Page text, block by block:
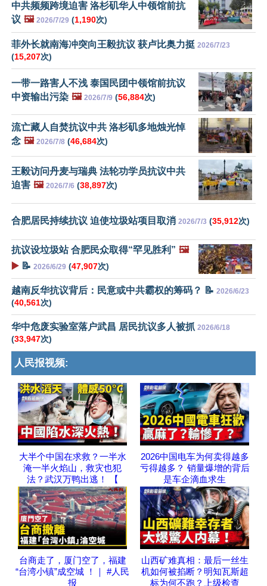
中共频频跨境迫害 洛杉矶华人中领馆前抗
议 🖼️ 2026/7/29 (1,190次)
菲外长就南海冲突向王毅抗议 获卢比奥力挺 2026/7/23
(15,207次)
一带一路害人不浅 泰国民团中领馆前抗议
中资输出污染 🖼️ 2026/7/9 (56,884次)
流亡藏人自焚抗议中共 洛杉矶多地烛光悼
念 🖼️ 2026/7/8 (46,684次)
王毅访问丹麦与瑞典 法轮功学员抗议中共
迫害 🖼️ 2026/7/6 (38,897次)
合肥居民持续抗议 迫使垃圾站项目取消 2026/7/3 (35,912次)
抗议设垃圾站 合肥民众取得“罕见胜利” 🖼️
▶️ 📝 2026/6/29 (47,907次)
越南反华抗议背后：民意或中共霸权的筹码？ 📝 2026/6/23
(40,561次)
华中危废实验室落户武昌 居民抗议多人被抓 2026/6/18
(33,947次)
人民报视频:
大半个中国在求救？一半水
淹一半火焰山，救灾也犯
法？武汉万鸭出逃！ 【
2026中国电车为何卖得越多
亏得越多？ 销量爆增的背后
是车企滴血求生
台商走了，厦门空了，福建
“台湾小镇”成空城 ！｜ #人民
报
山西矿难真相：最后一丝生
机如何被掐断？明知瓦斯超
标为何不跑？上级检查